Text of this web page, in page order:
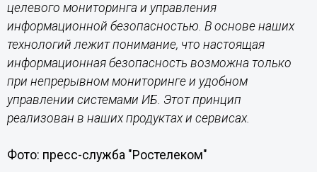
целевого мониторинга и управления
информационной безопасностью. В основе наших
технологий лежит понимание, что настоящая
информационная безопасность возможна только
при непрерывном мониторинге и удобном
управлении системами ИБ. Этот принцип
реализован в наших продуктах и сервисах.
Фото: пресс-служба "Ростелеком"